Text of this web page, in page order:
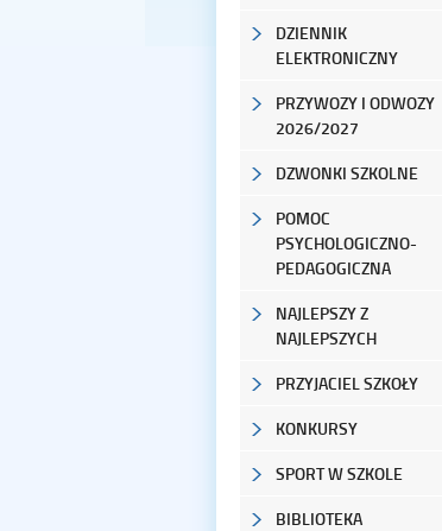
DZIENNIK
ELEKTRONICZNY
PRZYWOZY I ODWOZY
2026/2027
DZWONKI SZKOLNE
POMOC
PSYCHOLOGICZNO-
PEDAGOGICZNA
NAJLEPSZY Z
NAJLEPSZYCH
PRZYJACIEL SZKOŁY
KONKURSY
SPORT W SZKOLE
BIBLIOTEKA